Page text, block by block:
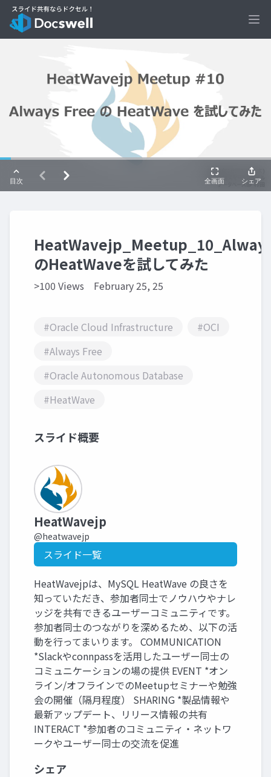
のHeatWaveを試してみた
>100 Views February 25, 25
#Oracle Cloud Infrastructure
#OCI
#Always Free
#Oracle Autonomous Database
#HeatWave
スライド概要
HeatWavejp
@heatwavejp
スライド一覧
HeatWavejpは、MySQL HeatWave の良さを
知っていただき、参加者同士でノウハウやナレ
ッジを共有できるユーザーコミュニティです。
参加者同士のつながりを深めるため、以下の活
動を行ってまいります。 COMMUNICATION
*Slackやconnpassを活用したユーザー同士の
コミュニケーションの場の提供 EVENT *オン
ライン/オフラインでのMeetupセミナーや勉強
会の開催（隔月程度） SHARING *製品情報や
最新アップデート、リリース情報の共有
INTERACT *参加者のコミュニティ・ネットワ
ークやユーザー同士の交流を促進
シェア